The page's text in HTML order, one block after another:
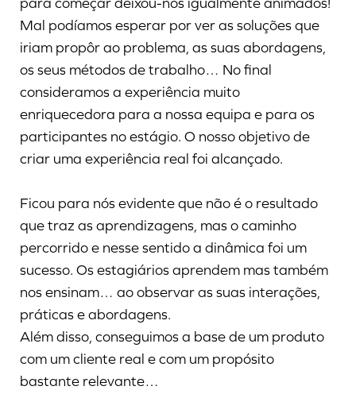
Mal podíamos esperar por ver as soluções que
iriam propôr ao problema, as suas abordagens,
os seus métodos de trabalho… No final
consideramos a experiência muito
enriquecedora para a nossa equipa e para os
participantes no estágio. O nosso objetivo de
criar uma experiência real foi alcançado.
Ficou para nós evidente que não é o resultado
que traz as aprendizagens, mas o caminho
percorrido e nesse sentido a dinâmica foi um
sucesso. Os estagiários aprendem mas também
nos ensinam… ao observar as suas interações,
práticas e abordagens.
Além disso, conseguimos a base de um produto
com um cliente real e com um propósito
bastante relevante…